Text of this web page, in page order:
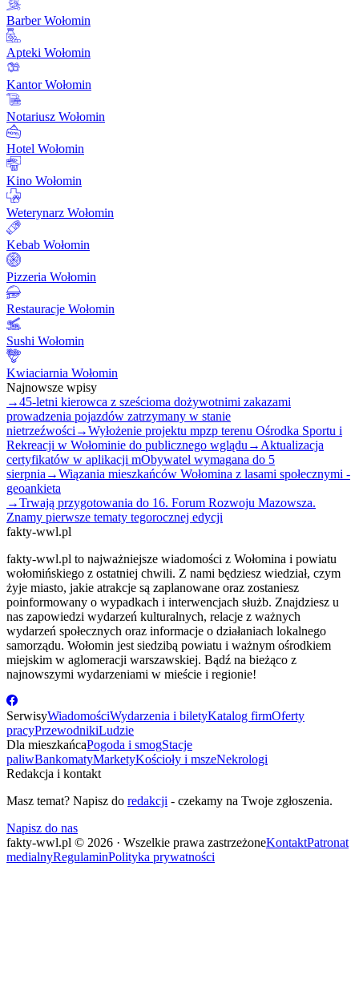
Barber Wołomin
Apteki Wołomin
Kantor Wołomin
Notariusz Wołomin
Hotel Wołomin
Kino Wołomin
Weterynarz Wołomin
Kebab Wołomin
Pizzeria Wołomin
Restauracje Wołomin
Sushi Wołomin
Kwiaciarnia Wołomin
Najnowsze wpisy
→45-letni kierowca z sześcioma dożywotnimi zakazami
prowadzenia pojazdów zatrzymany w stanie
nietrzeźwości →Wyłożenie projektu mpzp terenu Ośrodka Sportu i
Rekreacji w Wołominie do publicznego wglądu → Aktualizacja
certyfikatów w aplikacji mObywatel wymagana do 5
sierpnia →Wiązania mieszkańców Wołomina z lasami społecznymi -
geoankieta
→Trwają przygotowania do 16. Forum Rozwoju Mazowsza.
Znamy pierwsze tematy tegorocznej edycji
fakty-wwl.pl
fakty-wwl.pl to najważniejsze wiadomości z Wołomina i powiatu
wołomińskiego z ostatniej chwili. Z nami będziesz wiedział, czym
żyje miasto, jakie atrakcje są zaplanowane oraz zostaniesz
poinformowany o wypadkach i interwencjach służb. Znajdziesz u
nas zapowiedzi wydarzeń kulturalnych, relacje z ważnych
wydarzeń społecznych oraz informacje o działaniach lokalnego
samorządu. Wołomin jest siedzibą powiatu i ważnym ośrodkiem
miejskim w aglomeracji warszawskiej. Bądź na bieżąco z
najnowszymi wydarzeniami w mieście i regionie!
SerwisyWiadomościWydarzenia i biletyKatalog firmOferty
pracyPrzewodnikiLudzie
Dla mieszkańcaPogoda i smogStacje
paliwBankomatyMarketyKościoły i mszeNekrologi
Redakcja i kontakt
Masz temat? Napisz do redakcji - czekamy na Twoje zgłoszenia.
Napisz do nas
fakty-wwl.pl © 2026 · Wszelkie prawa zastrzeżoneKontaktPatronat
medialnyRegulaminPolityka prywatności